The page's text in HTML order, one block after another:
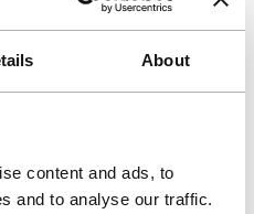
About
content and ads, to
and to analyse our traffic.